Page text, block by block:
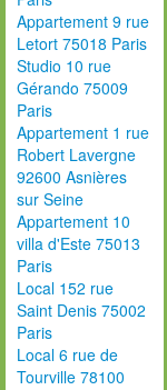
Appartement 9 rue
Letort 75018 Paris
Studio 10 rue
Gérando 75009
Paris
Appartement 1 rue
Robert Lavergne
92600 Asnières
sur Seine
Appartement 10
villa d'Este 75013
Paris
Local 152 rue
Saint Denis 75002
Paris
Local 6 rue de
Tourville 78100